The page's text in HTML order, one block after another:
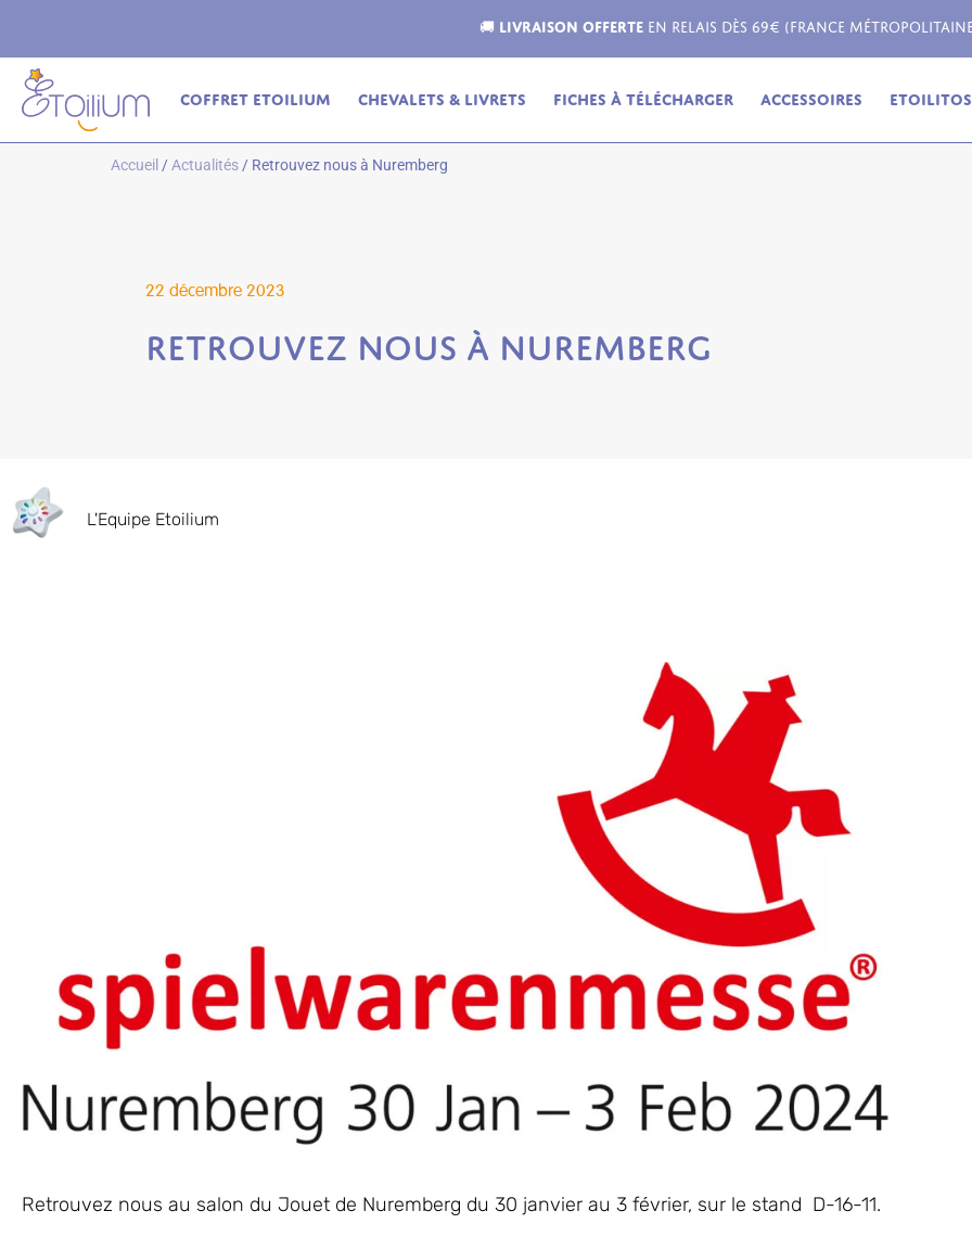
Livraison possible dans toute l'Europe !
Coffret Etoilium Chevalets & Livrets Fiches à télécharger Accessoires
Accueil /Actualités/ Retrouvez nous à Nuremberg
22 décembre 2023
Retrouvez nous à Nuremberg
L'Equipe Etoilium
Retrouvez nous au salon du Jouet de Nuremberg du 30 janvier au 3 février, sur le stand D-16-11.